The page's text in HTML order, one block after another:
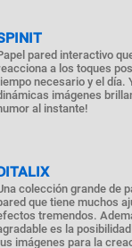
pared interactivo
a los toques
necesario y el día.
imágenes
al instante!
colección grande de
que tiene muchos
tremendos.
es la
imágenes para la